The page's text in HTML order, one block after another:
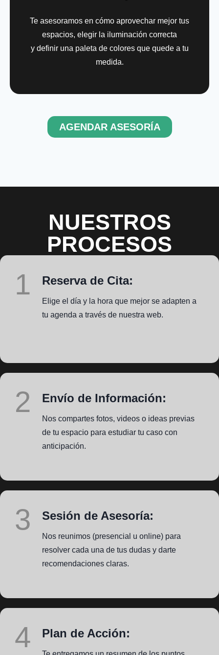
Te asesoramos en cómo aprovechar mejor tus
espacios, elegir la iluminación correcta
y definir una paleta de colores que quede a tu
medida.
AGENDAR ASESORÍA
NUESTROS
PROCESOS
1 Reserva de Cita:
Elige el día y la hora que mejor se adapten a
tu agenda a través de nuestra web.
2 Envío de Información:
Nos compartes fotos, videos o ideas previas
de tu espacio para estudiar tu caso con
anticipación.
3 Sesión de Asesoría:
Nos reunimos (presencial u online) para
resolver cada una de tus dudas y darte
recomendaciones claras.
4 Plan de Acción: